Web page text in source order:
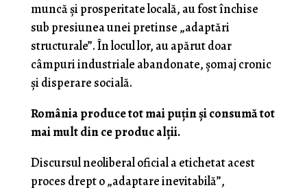
muncă și prosperitate locală, au fost închise
sub presiunea unei pretinse „adaptări
structurale”. În locul lor, au apărut doar
câmpuri industriale abandonate, șomaj cronic
și disperare socială.
România produce tot mai puțin și consumă tot
mai mult din ce produc alții.
Discursul neoliberal oficial a etichetat acest
proces drept o „adaptare inevitabilă”,